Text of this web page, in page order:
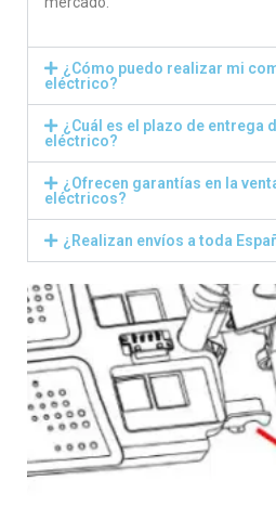
¿Cómo puedo realizar mi
eléctrico?
¿Cuál es el plazo de entrega
eléctrico?
¿Ofrecen garantías en la
eléctricos?
¿Realizan envíos a toda